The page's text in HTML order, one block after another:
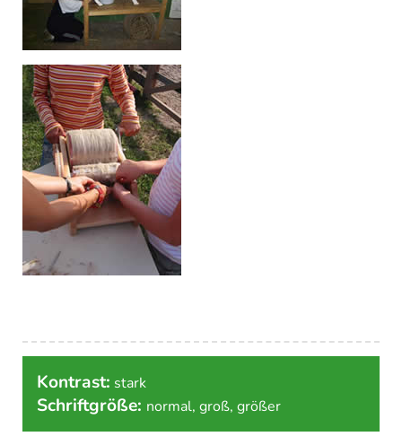
Kontrast: stark
Schriftgröße: normal,groß,größer